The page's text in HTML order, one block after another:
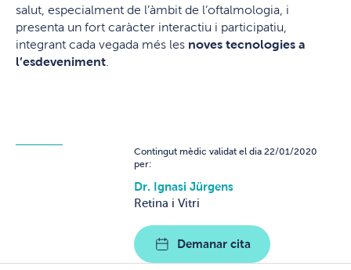
salut, especialment de l’àmbit de l’oftalmologia, i
presenta un fort caràcter interactiu i participatiu,
integrant cada vegada més les noves tecnologies a
l’esdeveniment
Contingut mèdic validat el dia 22/01/2020
per:
Dr. Ignasi Jürgens
Retina i Vitri
Demanar cita